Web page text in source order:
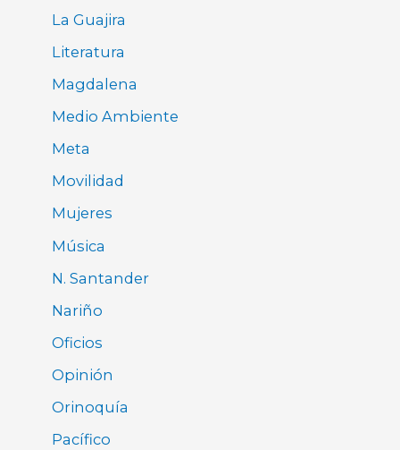
La Guajira
Literatura
Magdalena
Medio Ambiente
Meta
Movilidad
Mujeres
Música
N. Santander
Nariño
Oficios
Opinión
Orinoquía
Pacífico